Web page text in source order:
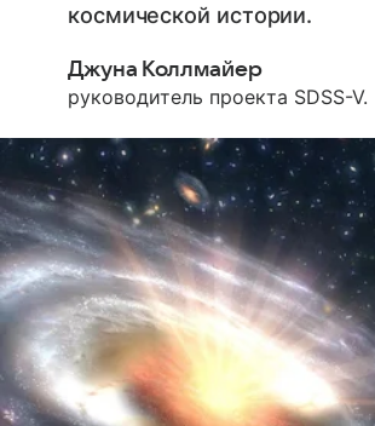
космической истории.
Джуна Коллмайер
руководитель проекта SDSS-V.